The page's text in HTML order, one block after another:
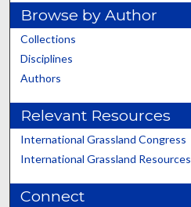
Browse by Author
Collections
Disciplines
Authors
Relevant Resources
International Grassland Congress
International Grassland Resources
Connect